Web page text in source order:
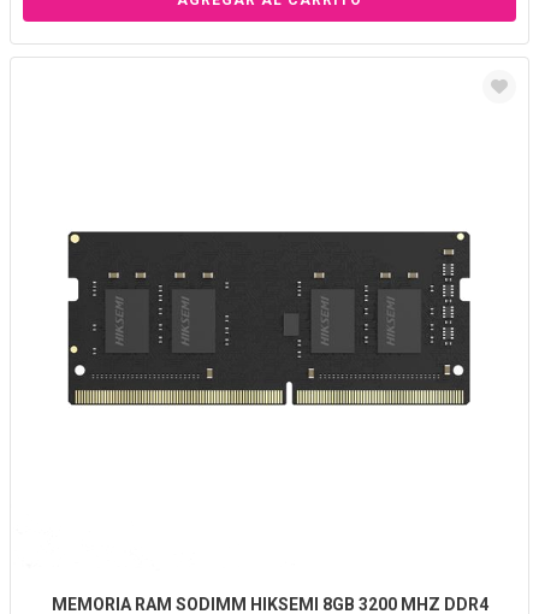
MEMORIA RAM SODIMM HIKSEMI 8GB 3200 MHZ DDR4